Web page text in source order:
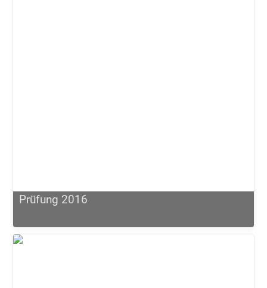
Prüfung 2016